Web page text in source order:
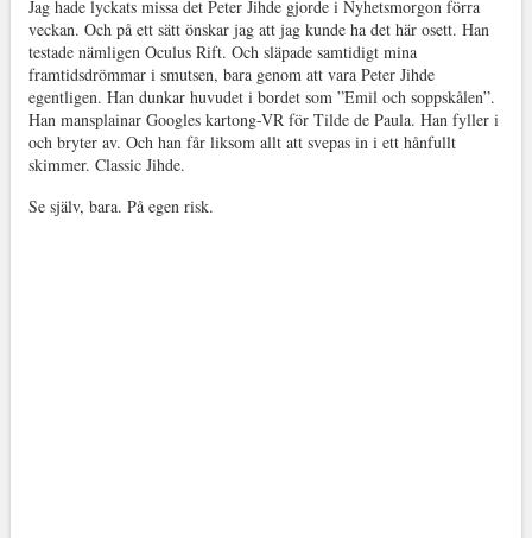
Jag hade lyckats missa det Peter Jihde gjorde i Nyhetsmorgon förra
veckan. Och på ett sätt önskar jag att jag kunde ha det här osett. Han
testade nämligen Oculus Rift. Och släpade samtidigt mina
framtidsdrömmar i smutsen, bara genom att vara Peter Jihde
egentligen. Han dunkar huvudet i bordet som ”Emil och soppskålen”.
Han mansplainar Googles kartong-VR för Tilde de Paula. Han fyller i
och bryter av. Och han får liksom allt att svepas in i ett hånfullt
skimmer. Classic Jihde.
Se själv, bara. På egen risk.